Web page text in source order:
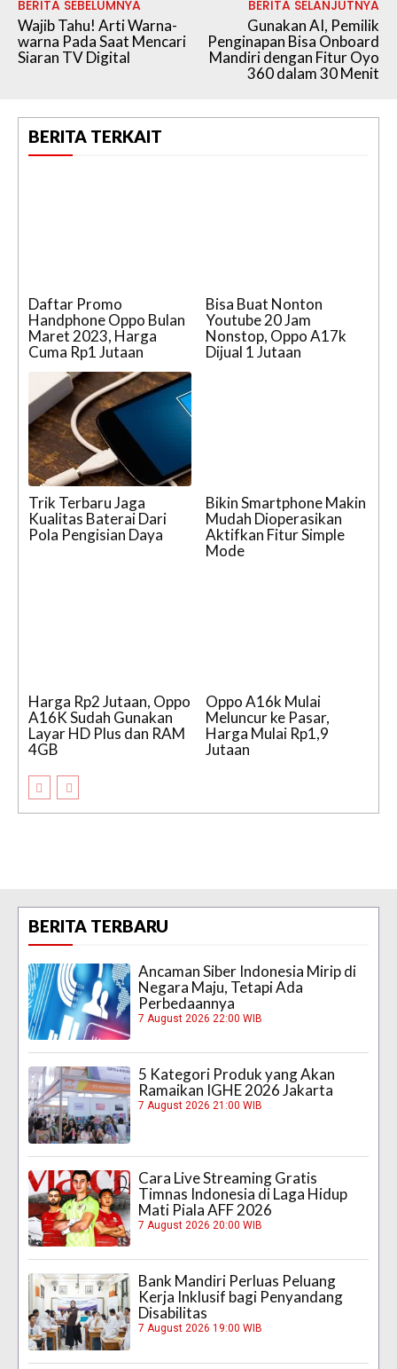
BERITA SEBELUMNYA
Wajib Tahu! Arti Warna-
warna Pada Saat Mencari
Siaran TV Digital
BERITA SELANJUTNYA
Gunakan AI, Pemilik
Penginapan Bisa Onboard
Mandiri dengan Fitur Oyo
360 dalam 30 Menit
BERITA TERKAIT
Daftar Promo
Handphone Oppo Bulan
Maret 2023, Harga
Cuma Rp1 Jutaan
Bisa Buat Nonton
Youtube 20 Jam
Nonstop, Oppo A17k
Dijual 1 Jutaan
Trik Terbaru Jaga
Kualitas Baterai Dari
Pola Pengisian Daya
Bikin Smartphone Makin
Mudah Dioperasikan
Aktifkan Fitur Simple
Mode
Harga Rp2 Jutaan, Oppo
A16K Sudah Gunakan
Layar HD Plus dan RAM
4GB
Oppo A16k Mulai
Meluncur ke Pasar,
Harga Mulai Rp1,9
Jutaan
BERITA TERBARU
Ancaman Siber Indonesia Mirip di
Negara Maju, Tetapi Ada
Perbedaannya
7 August 2026 22:00 WIB
5 Kategori Produk yang Akan
Ramaikan IGHE 2026 Jakarta
7 August 2026 21:00 WIB
Cara Live Streaming Gratis
Timnas Indonesia di Laga Hidup
Mati Piala AFF 2026
7 August 2026 20:00 WIB
Bank Mandiri Perluas Peluang
Kerja Inklusif bagi Penyandang
Disabilitas
7 August 2026 19:00 WIB